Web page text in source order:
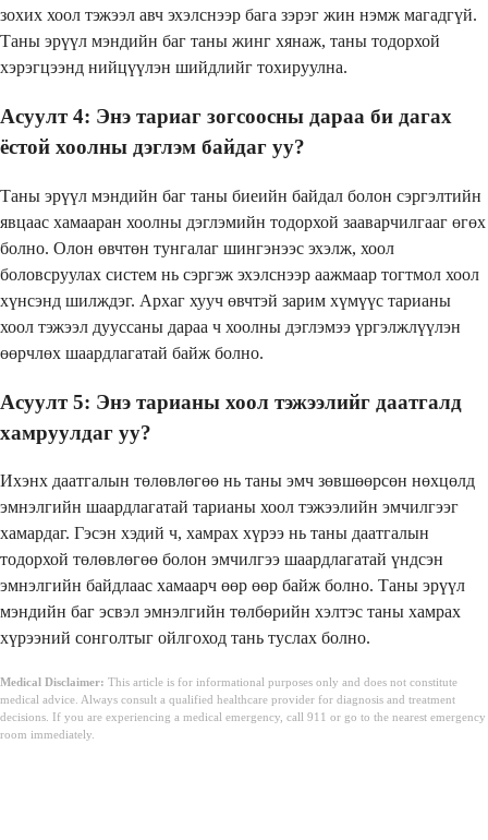
зохих хоол тэжээл авч эхэлснээр бага зэрэг жин нэмж магадгүй.
Таны эрүүл мэндийн баг таны жинг хянаж, таны тодорхой
хэрэгцээнд нийцүүлэн шийдлийг тохируулна.
Асуулт 4: Энэ тариаг зогсоосны дараа би дагах
ёстой хоолны дэглэм байдаг уу?
Таны эрүүл мэндийн баг таны биеийн байдал болон сэргэлтийн
явцаас хамааран хоолны дэглэмийн тодорхой зааварчилгааг өгөх
болно. Олон өвчтөн тунгалаг шингэнээс эхэлж, хоол
боловсруулах систем нь сэргэж эхэлснээр аажмаар тогтмол хоол
хүнсэнд шилждэг. Архаг хууч өвчтэй зарим хүмүүс тарианы
хоол тэжээл дууссаны дараа ч хоолны дэглэмээ үргэлжлүүлэн
өөрчлөх шаардлагатай байж болно.
Асуулт 5: Энэ тарианы хоол тэжээлийг даатгалд
хамруулдаг уу?
Ихэнх даатгалын төлөвлөгөө нь таны эмч зөвшөөрсөн нөхцөлд
эмнэлгийн шаардлагатай тарианы хоол тэжээлийн эмчилгээг
хамардаг. Гэсэн хэдий ч, хамрах хүрээ нь таны даатгалын
тодорхой төлөвлөгөө болон эмчилгээ шаардлагатай үндсэн
эмнэлгийн байдлаас хамаарч өөр өөр байж болно. Таны эрүүл
мэндийн баг эсвэл эмнэлгийн төлбөрийн хэлтэс таны хамрах
хүрээний сонголтыг ойлгоход тань туслах болно.
Medical Disclaimer: This article is for informational purposes only and does not constitute
medical advice. Always consult a qualified healthcare provider for diagnosis and treatment
decisions. If you are experiencing a medical emergency, call 911 or go to the nearest emergency
room immediately.